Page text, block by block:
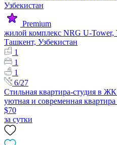
Premium
жилой комплекс NRG U-
Ташкент, Узбекистан
1
1
1
6/27
Стильная квартира-студия в
уютная и современная
$70
за сутки